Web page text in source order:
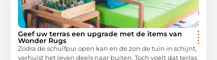
Geef uw terras een upgrade met de items van
Wonder Rugs
Zodra de schuifpui open kan en de zon de tuin in schijnt,
verhuist het leven deels naar buiten. Toch voelt dat terras